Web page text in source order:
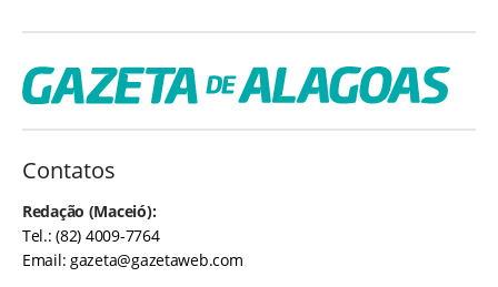
Contatos
Redação (Maceió):
Tel.: (82) 4009-7764
Email:gazeta@gazetaweb.com